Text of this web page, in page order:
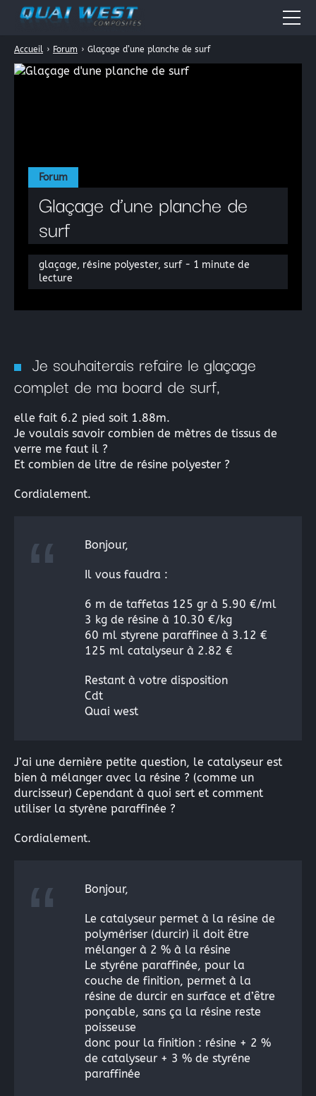
Forum
Glaçage d’une planche de
surf
glaçage, résine polyester, surf - 1 minute de
lecture
Accueil › Forum › Glaçage d’une planche de surf
Je souhaiterais refaire le glaçage
complet de ma board de surf,
elle fait 6.2 pied soit 1.88m.
Je voulais savoir combien de mètres de tissus de
verre me faut il ?
Et combien de litre de résine polyester ?
Cordialement.
Bonjour,
Il vous faudra :
6 m de taffetas 125 gr à 5.90 €/ml
3 kg de résine à 10.30 €/kg
60 ml styrene paraffinee à 3.12 €
125 ml catalyseur à 2.82 €
Restant à votre disposition
Cdt
Quai west
J’ai une dernière petite question, le catalyseur est
bien à mélanger avec la résine ? (comme un
durcisseur) Cependant à quoi sert et comment
utiliser la styrène paraffinée ?
Cordialement.
Bonjour,
Le catalyseur permet à la résine de
polymériser (durcir) il doit être
mélanger à 2 % à la résine
Le styréne paraffinée, pour la
couche de finition, permet à la
résine de durcir en surface et d’être
ponçable, sans ça la résine reste
poisseuse
donc pour la finition : résine + 2 %
de catalyseur + 3 % de styréne
paraffinée
Accueil
Quai West
Résines polyester
Résines acryliques
Tissus pour la stratification: les fibres composites
Périphérique de vide
La peinture en bombe
Acryliques et Plâtres
Le moulage silicone
Le moulage résine
Les colles instantanées
Les colles souples
Actualités
Fiches Pratiques
Forum
Contact
Galerie Photos